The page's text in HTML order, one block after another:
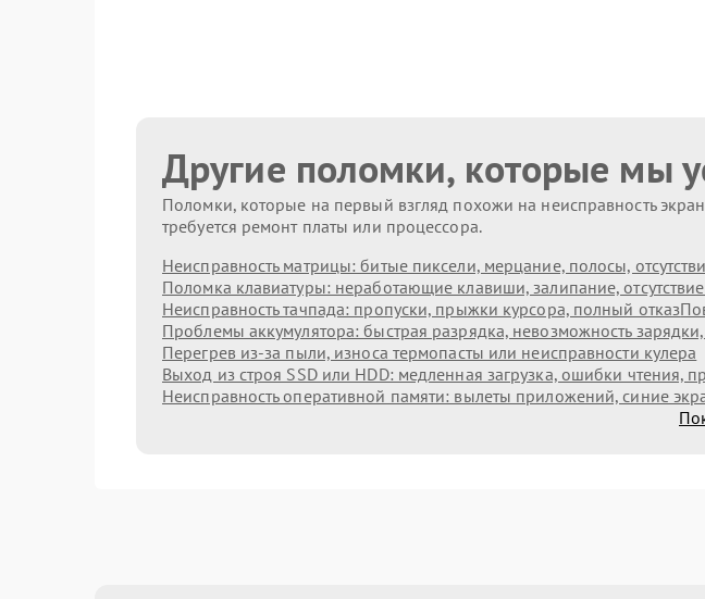
Другие поломки, которые мы
Поломки, которые на первый взгляд похожи на неисправность
требуется ремонт платы или процессора.
Неисправность матрицы: битые пиксели, мерцание, полосы,
Поломка клавиатуры: неработающие клавиши, залипание,
Неисправность тачпада: пропуски, прыжки курсора, полный отказ
Проблемы аккумулятора: быстрая разрядка, невозможность зарядки,
Перегрев из‑за пыли, износа термопасты или неисправности кулера
Выход из строя SSD или HDD: медленная загрузка, ошибки чтения,
Неисправность оперативной памяти: вылеты приложений, синие